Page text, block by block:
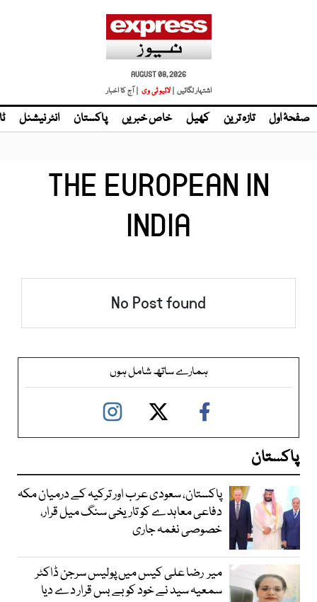
AUGUST 08, 2026
اشتہار لگائیں | لائیو ٹی وی | آج کا اخبار
صفحۂ اول تازہ ترین کھیل خاص خبریں پاکستان انٹر نیشنل
THE EUROPEAN IN
INDIA
No Post found
ہمارے ساتھ شامل ہوں
پاکستان
پاکستان، سعودی عرب اور ترکیہ کے درمیان مکہ
دفاعی معاہدے کو تاریخی سنگ میل قرار،
خصوصی نغمہ جاری
میر رضا علی کیس میں پولیس سرجن ڈاکٹر
سمعیہ سید نے خود کو بے بس قرار دے دیا